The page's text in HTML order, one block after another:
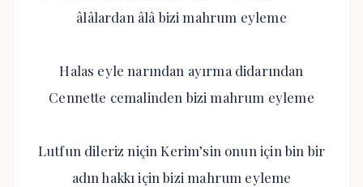
âlâlardan âlâ bizi mahrum eyleme
Halas eyle narından ayırma didarından
Cennette cemalinden bizi mahrum eyleme
Lutfun dileriz niçin Kerim’sin onun için bin bir
adın hakkı için bizi mahrum eyleme